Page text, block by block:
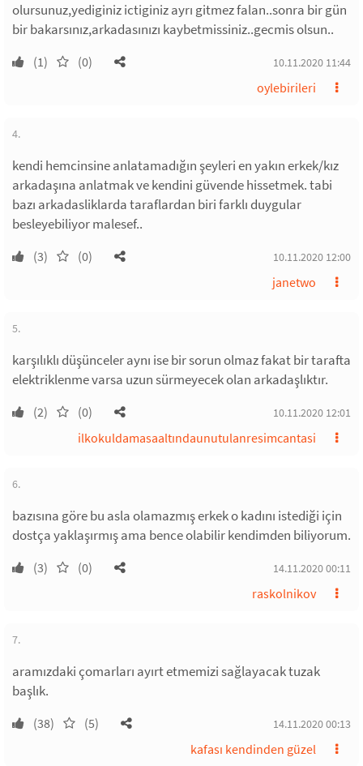
olursunuz,yediginiz ictiginiz ayrı gitmez falan..sonra bir gün
bir bakarsınız,arkadasınızı kaybetmissiniz..gecmis olsun..
(1) (0) 10.11.2020 11:44
oylebirileri
4.
kendi hemcinsine anlatamadığın şeyleri en yakın erkek/kız
arkadaşına anlatmak ve kendini güvende hissetmek. tabi
bazı arkadasliklarda taraflardan biri farklı duygular
besleyebiliyor malesef..
(3) (0) 10.11.2020 12:00
janetwo
5.
karşılıklı düşünceler aynı ise bir sorun olmaz fakat bir tarafta
elektriklenme varsa uzun sürmeyecek olan arkadaşlıktır.
(2) (0) 10.11.2020 12:01
ilkokuldamasaaltındaunutulanresimcantasi
6.
bazısına göre bu asla olamazmış erkek o kadını istediği için
dostça yaklaşırmış ama bence olabilir kendimden biliyorum.
(3) (0) 14.11.2020 00:11
raskolnikov
7.
aramızdaki çomarları ayırt etmemizi sağlayacak tuzak
başlık.
(38) (5) 14.11.2020 00:13
kafası kendinden güzel